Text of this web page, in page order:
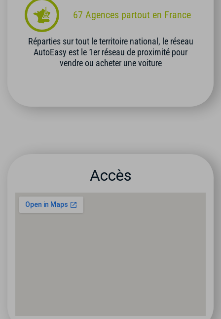
67 Agences partout en France
Réparties sur tout le territoire national, le réseau
AutoEasy est le 1er réseau de proximité pour
vendre ou acheter une voiture
Accès